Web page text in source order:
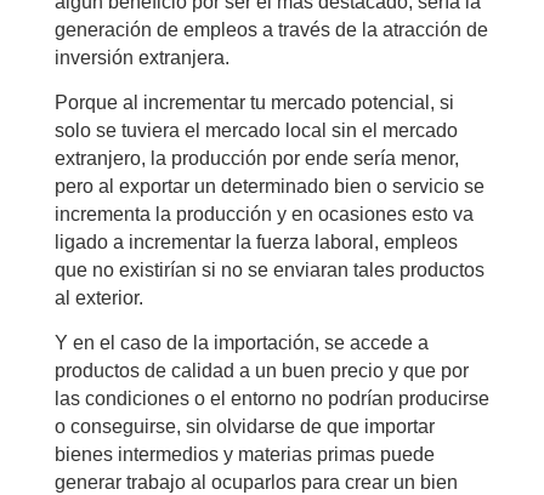
generación de empleos a través de la atracción de
inversión extranjera.
Porque al incrementar tu mercado potencial, si
solo se tuviera el mercado local sin el mercado
extranjero, la producción por ende sería menor,
pero al exportar un determinado bien o servicio se
incrementa la producción y en ocasiones esto va
ligado a incrementar la fuerza laboral, empleos
que no existirían si no se enviaran tales productos
al exterior.
Y en el caso de la importación, se accede a
productos de calidad a un buen precio y que por
las condiciones o el entorno no podrían producirse
o conseguirse, sin olvidarse de que importar
bienes intermedios y materias primas puede
generar trabajo al ocuparlos para crear un bien